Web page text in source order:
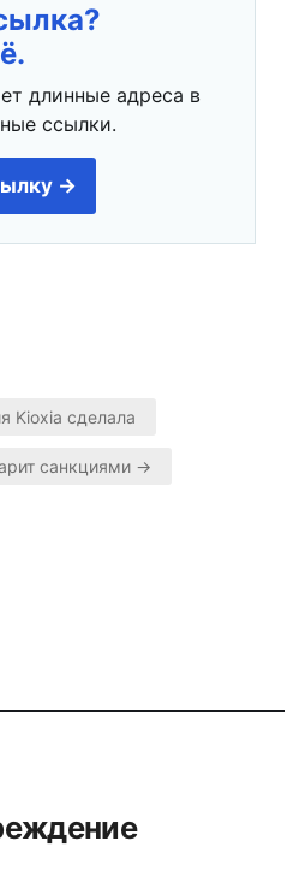
длинные адреса в
ссылки.
→
Kioxia сделала
санкциями →